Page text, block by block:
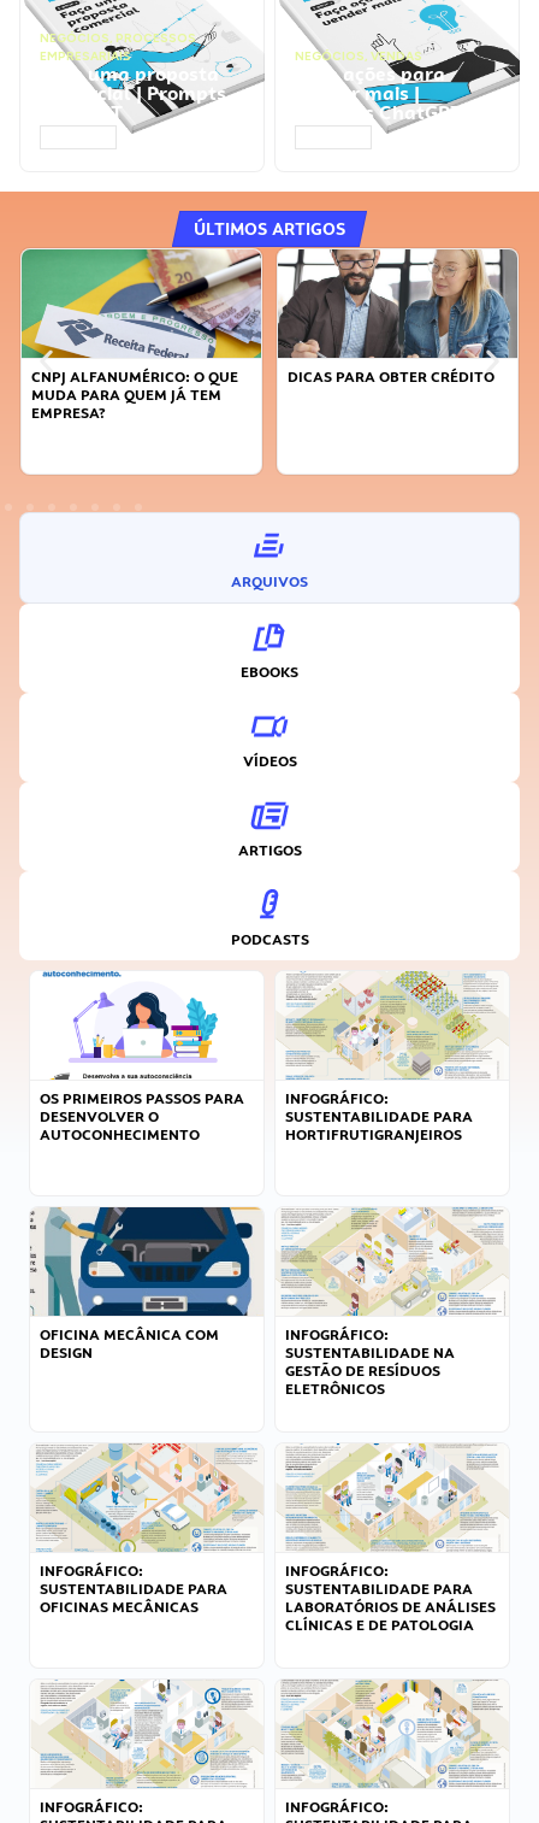
NEGÓCIOS, PROCESSOS
EMPRESARIAIS
Faça uma proposta
comercial | Prompts
ChatGPT
NEGÓCIOS, VENDAS
Faça ações para
vender mais |
Prompts ChatGPT
ÚLTIMOS ARTIGOS
DICAS PARA OBTER CRÉDITO
FAÇA A DIFERENÇA: SEJA
ARQUIVOS
EBOOKS
VÍDEOS
ARTIGOS
PODCASTS
OS PRIMEIROS PASSOS PARA
DESENVOLVER O
AUTOCONHECIMENTO
INFOGRÁFICO:
SUSTENTABILIDADE PARA
HORTIFRUTIGRANJEIROS
OFICINA MECÂNICA COM
DESIGN
INFOGRÁFICO:
SUSTENTABILIDADE NA
GESTÃO DE RESÍDUOS
ELETRÔNICOS
INFOGRÁFICO:
SUSTENTABILIDADE PARA
OFICINAS MECÂNICAS
INFOGRÁFICO:
SUSTENTABILIDADE PARA
LABORATÓRIOS DE ANÁLISES
CLÍNICAS E DE PATOLOGIA
INFOGRÁFICO:
INFOGRÁFICO: